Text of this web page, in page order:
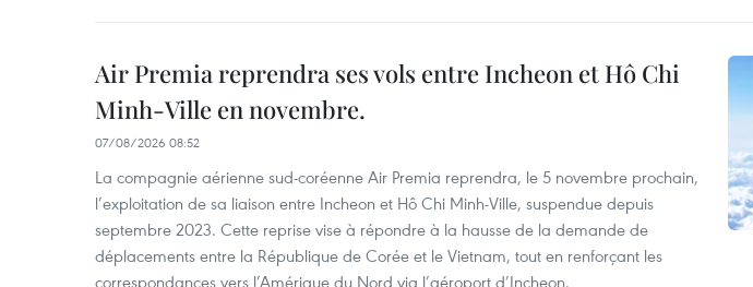
Air Premia reprendra ses vols entre Incheon et Hô Chi
Minh-Ville en novembre.
07/08/2026 08:52
La compagnie aérienne sud-coréenne Air Premia reprendra, le 5 novembre prochain,
l’exploitation de sa liaison entre Incheon et Hô Chi Minh-Ville, suspendue depuis
septembre 2023. Cette reprise vise à répondre à la hausse de la demande de
déplacements entre la République de Corée et le Vietnam, tout en renforçant les
correspondances vers l’Amérique du Nord via l’aéroport d’Incheon.